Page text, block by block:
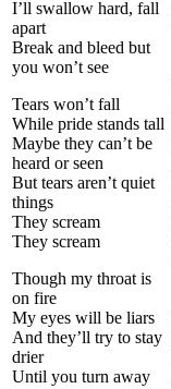
I’ll swallow hard, fall
apart
Break and bleed but
you won’t see
Tears won’t fall
While pride stands tall
Maybe they can’t be
heard or seen
But tears aren’t quiet
things
They scream
They scream
Though my throat is
on fire
My eyes will be liars
And they’ll try to stay
drier
Until you turn away